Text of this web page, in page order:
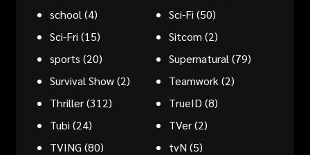
school (4) Sci-Fi (50)
Sci-Fri (15) Sitcom (2)
sports (20) Supernatural (79)
Survival Show(2) Teamwork (2)
Thriller(312) TrueID (8)
Tubi (24) TVer(2)
TVING (80) tvN (5)